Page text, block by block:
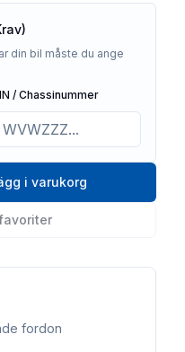
din bil måste du ange
/ Chassinummer
i varukorg
fordon